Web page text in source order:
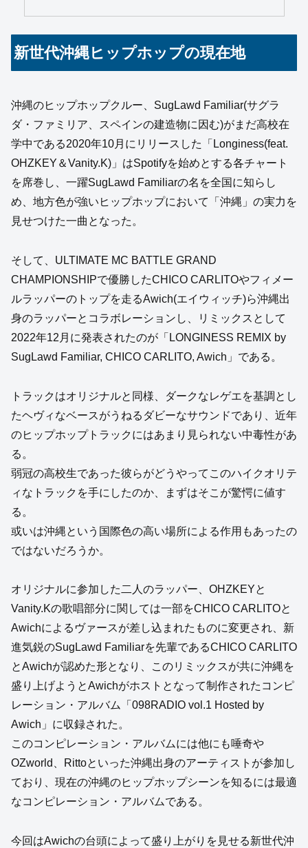
新世代沖縄ヒップホップの現在地
沖縄のヒップホップクルー、SugLawd Familiar(サグラ
ダ・ファミリア、スペインの建造物に因む)がまだ高校在
学中である2020年10月にリリースした「Longiness(feat.
OHZKEY＆Vanity.K)」はSpotifyを始めとする各チャート
を席巻し、一躍SugLawd Familiarの名を全国に知らし
め、地方色が強いヒップホップにおいて「沖縄」の実力を
見せつけた一曲となった。
そして、ULTIMATE MC BATTLE GRAND
CHAMPIONSHIPで優勝したCHICO CARLITOやフィメー
ルラッパーのトップを走るAwich(エイウィッチ)ら沖縄出
身のラッパーとコラボレーションし、リミックスとして
2022年12月に発表されたのが「LONGINESS REMIX by
SugLawd Familiar, CHICO CARLITO, Awich」である。
トラックはオリジナルと同様、ダークなレゲエを基調とし
たヘヴィなベースがうねるダビーなサウンドであり、近年
のヒップホップトラックにはあまり見られない中毒性があ
る。
弱冠の高校生であった彼らがどうやってこのハイクオリテ
ィなトラックを手にしたのか、まずはそこが驚愕に値す
る。
或いは沖縄という国際色の高い場所による作用もあったの
ではないだろうか。
オリジナルに参加した二人のラッパー、OHZKEYと
Vanity.Kの歌唱部分に関しては一部をCHICO CARLITOと
Awichによるヴァースが差し込まれたものに変更され、新
進気鋭のSugLawd Familiarを先輩であるCHICO CARLITO
とAwichが認めた形となり、このリミックスが共に沖縄を
盛り上げようとAwichがホストとなって制作されたコンピ
レーション・アルバム「098RADIO vol.1 Hosted by
Awich」に収録された。
このコンピレーション・アルバムには他にも唾奇や
OZworld、Rittoといった沖縄出身のアーティストが参加し
ており、現在の沖縄のヒップホップシーンを知るには最適
なコンピレーション・アルバムである。
今回はAwichの台頭によって盛り上がりを見せる新世代沖